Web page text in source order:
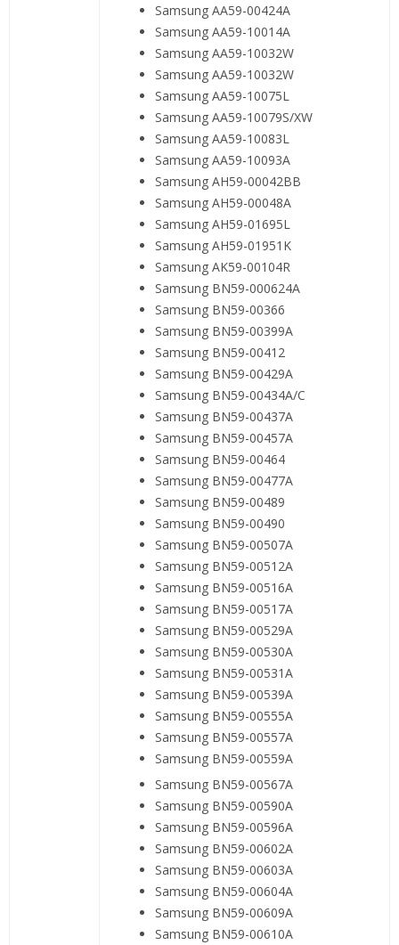
Samsung AA59-00424A
Samsung AA59-10014A
Samsung AA59-10032W
Samsung AA59-10032W
Samsung AA59-10075L
Samsung AA59-10079S/XW
Samsung AA59-10083L
Samsung AA59-10093A
Samsung AH59-00042BB
Samsung AH59-00048A
Samsung AH59-01695L
Samsung AH59-01951K
Samsung AK59-00104R
Samsung BN59-000624A
Samsung BN59-00366
Samsung BN59-00399A
Samsung BN59-00412
Samsung BN59-00429A
Samsung BN59-00434A/C
Samsung BN59-00437A
Samsung BN59-00457A
Samsung BN59-00464
Samsung BN59-00477A
Samsung BN59-00489
Samsung BN59-00490
Samsung BN59-00507A
Samsung BN59-00512A
Samsung BN59-00516A
Samsung BN59-00517A
Samsung BN59-00529A
Samsung BN59-00530A
Samsung BN59-00531A
Samsung BN59-00539A
Samsung BN59-00555A
Samsung BN59-00557A
Samsung BN59-00559A
Samsung BN59-00567A
Samsung BN59-00590A
Samsung BN59-00596A
Samsung BN59-00602A
Samsung BN59-00603A
Samsung BN59-00604A
Samsung BN59-00609A
Samsung BN59-00610A